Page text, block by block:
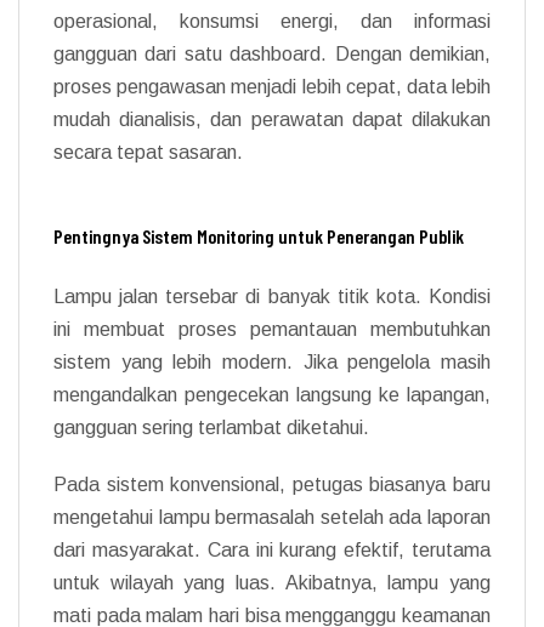
operasional, konsumsi energi, dan informasi
gangguan dari satu dashboard. Dengan demikian,
proses pengawasan menjadi lebih cepat, data lebih
mudah dianalisis, dan perawatan dapat dilakukan
secara tepat sasaran.
Pentingnya Sistem Monitoring untuk Penerangan Publik
Lampu jalan tersebar di banyak titik kota. Kondisi
ini membuat proses pemantauan membutuhkan
sistem yang lebih modern. Jika pengelola masih
mengandalkan pengecekan langsung ke lapangan,
gangguan sering terlambat diketahui.
Pada sistem konvensional, petugas biasanya baru
mengetahui lampu bermasalah setelah ada laporan
dari masyarakat. Cara ini kurang efektif, terutama
untuk wilayah yang luas. Akibatnya, lampu yang
mati pada malam hari bisa mengganggu keamanan